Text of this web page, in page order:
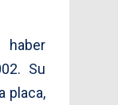
haber
Su
placa,